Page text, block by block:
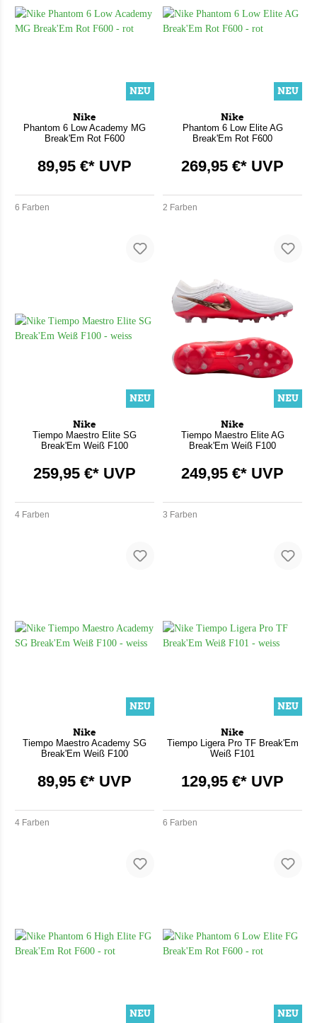
NEU
Nike
Phantom 6 Low Academy MG
Break'Em Rot F600
89,95 €* UVP
6 Farben
NEU
Nike
Phantom 6 Low Elite AG
Break'Em Rot F600
269,95 €* UVP
2 Farben
NEU
Nike
Tiempo Maestro Elite SG
Break'Em Weiß F100
259,95 €* UVP
4 Farben
NEU
Nike
Tiempo Maestro Elite AG
Break'Em Weiß F100
249,95 €* UVP
3 Farben
NEU
Nike
Tiempo Maestro Academy SG
Break'Em Weiß F100
89,95 €* UVP
4 Farben
NEU
Nike
Tiempo Ligera Pro TF Break'Em
Weiß F101
129,95 €* UVP
6 Farben
NEU NEU